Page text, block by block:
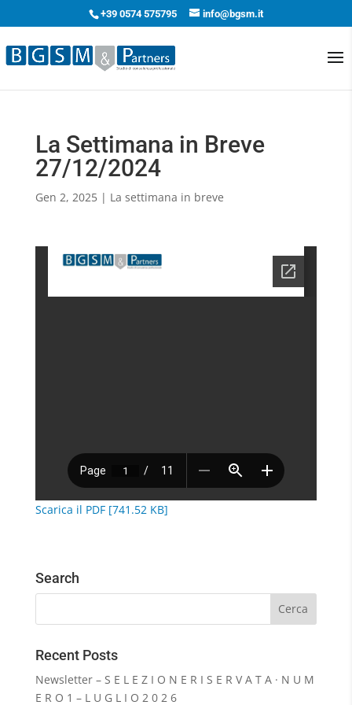
+39 0574 575795 info@bgsm.it
La Settimana in Breve
27/12/2024
Gen 2, 2025| La settimana in breve
Scarica il PDF [741.52 KB]
Search
Recent Posts
Newsletter – S E L E Z I O N E R I S E R V A T A · N U M
E R O 1 – L U G L I O 2 0 2 6